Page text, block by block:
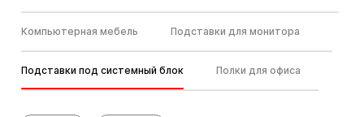
Компьютерная мебель Подставки для монитора
Подставки под системный блок Полки для офиса